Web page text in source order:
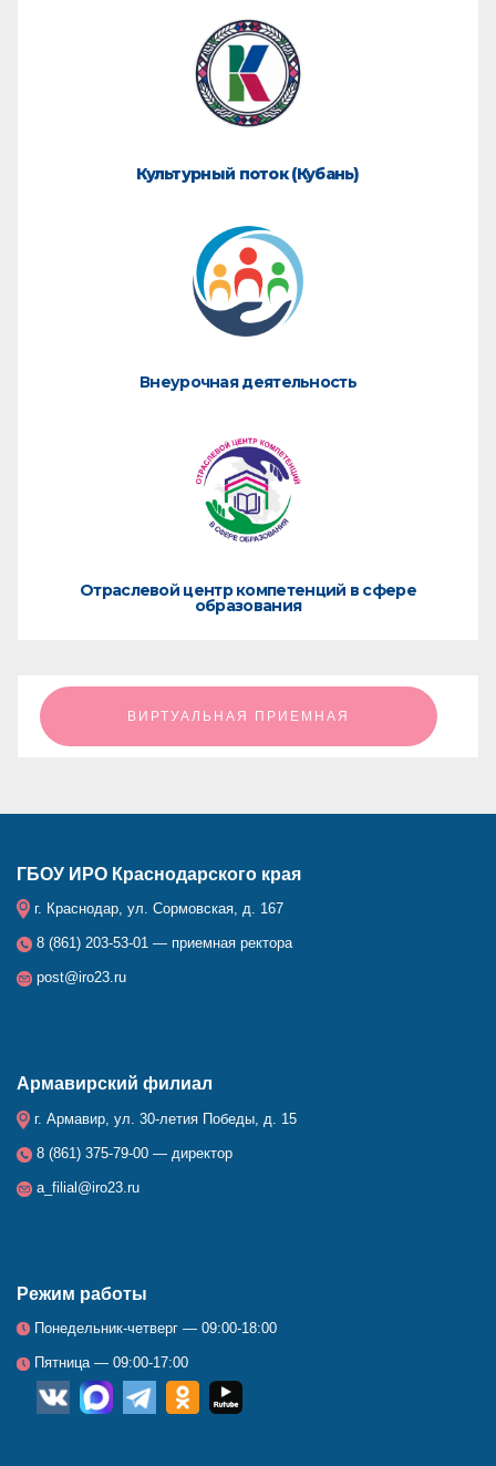
Культурный поток (Кубань)
Внеурочная деятельность
Отраслевой центр компетенций в сфере
образования
ㅤㅤㅤㅤㅤㅤㅤㅤㅤВИРТУАЛЬНАЯ ПРИЕМНАЯㅤㅤㅤㅤㅤㅤㅤㅤㅤ
ГБОУ ИРО Краснодарского края
г. Краснодар, ул. Сормовская, д. 167
8 (861) 203-53-01 — приемная ректора
post@iro23.ru
Армавирский филиал
г. Армавир, ул. 30-летия Победы, д. 15
8 (861) 375-79-00 — директор
a_filial@iro23.ru
Режим работы
Понедельник-четверг — 09:00-18:00
Пятница — 09:00-17:00